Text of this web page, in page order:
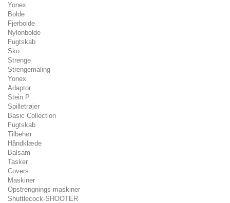
Yonex
Bolde
Fjerbolde
Nylonbolde
Fugtskab
Sko
Strenge
Strengemaling
Yonex
Adaptor
Stein P
Spilletrøjer
Basic Collection
Fugtskab
Tilbehør
Håndklæde
Balsam
Tasker
Covers
Maskiner
Opstrengnings-maskiner
Shuttlecock-SHOOTER